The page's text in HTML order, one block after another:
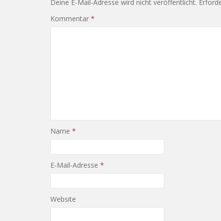
Deine E-Mail-Adresse wird nicht veröffentlicht.
Kommentar *
Name *
E-Mail-Adresse *
Website